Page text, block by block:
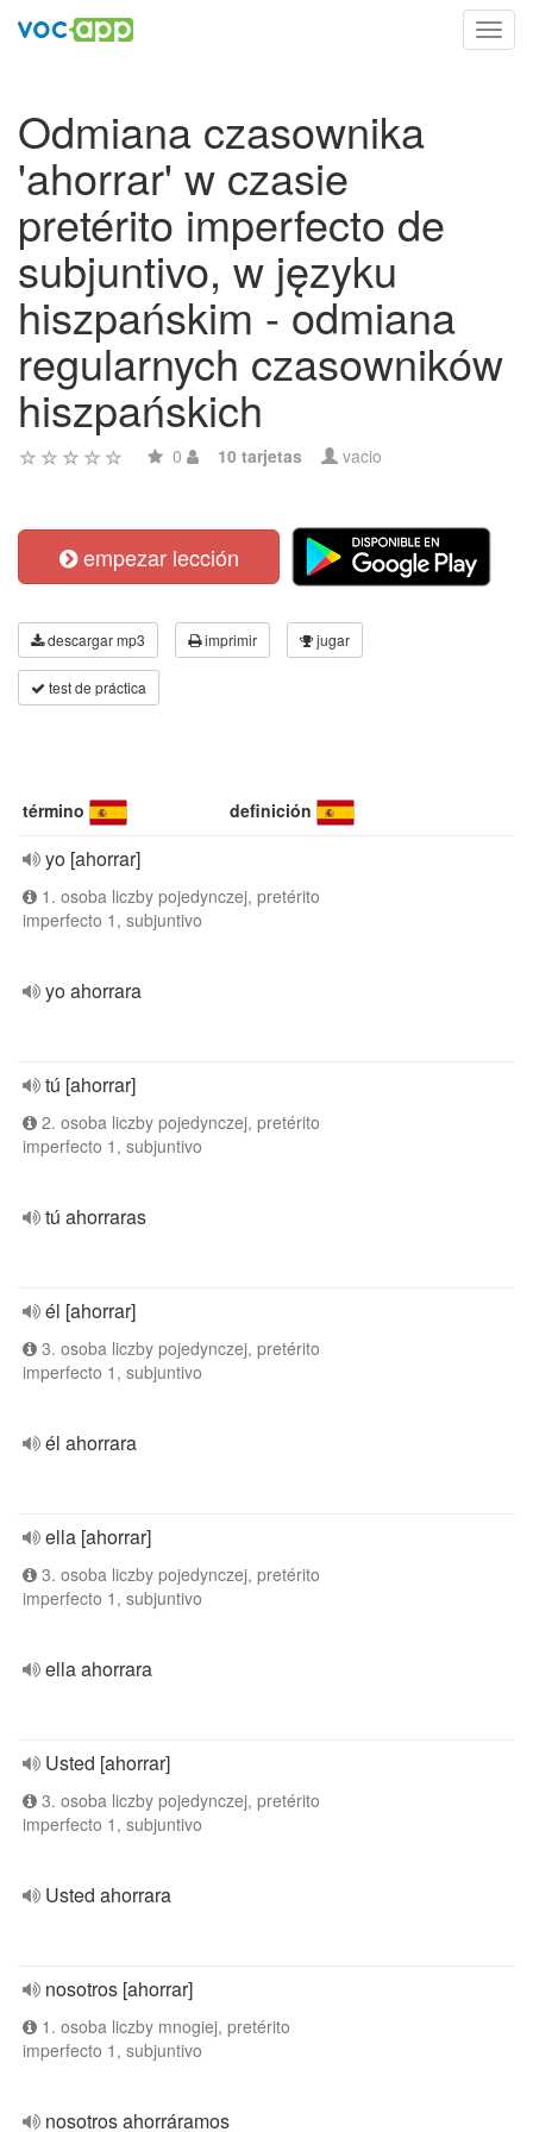
Odmiana czasownika
'ahorrar' w czasie
pretérito imperfecto de
subjuntivo, w języku
hiszpańskim - odmiana
regularnych czasowników
hiszpańskich
0 10 tarjetas vacio
empezar lección
descargar mp3 imprimir jugar
test de práctica
término definición
yo [ahorrar]
1. osoba liczby pojedynczej, pretérito
imperfecto 1, subjuntivo
yo ahorrara
tú [ahorrar]
2. osoba liczby pojedynczej, pretérito
imperfecto 1, subjuntivo
tú ahorraras
él [ahorrar]
3. osoba liczby pojedynczej, pretérito
imperfecto 1, subjuntivo
él ahorrara
ella [ahorrar]
3. osoba liczby pojedynczej, pretérito
imperfecto 1, subjuntivo
ella ahorrara
Usted [ahorrar]
3. osoba liczby pojedynczej, pretérito
imperfecto 1, subjuntivo
Usted ahorrara
nosotros [ahorrar]
1. osoba liczby mnogiej, pretérito
imperfecto 1, subjuntivo
nosotros ahorráramos